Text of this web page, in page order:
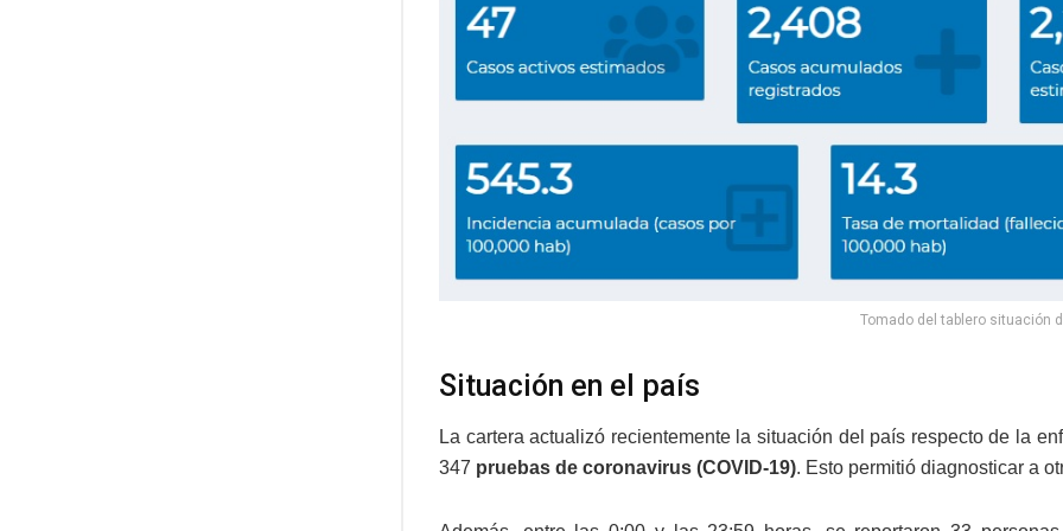
Tomado del tablero situación
Situación en el país
La cartera actualizó recientemente la situación del país respecto de la
347 pruebas de coronavirus (COVID-19). Esto permitió diagnosticar a